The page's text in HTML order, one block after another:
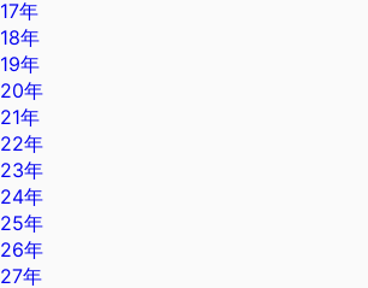
17年
18年
19年
20年
21年
22年
23年
24年
25年
26年
27年